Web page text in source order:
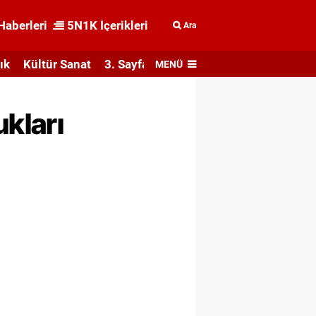
5N1K İçerikleri Ara
Kültür Sanat 3. Sayfa MENÜ